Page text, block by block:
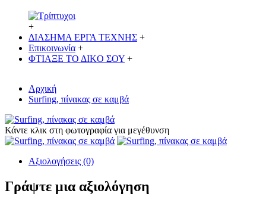
+
ΔΙΑΣΗΜΑ ΕΡΓΑ ΤΕΧΝΗΣ +
Επικοινωνία +
ΦΤΙΑΞΕ ΤΟ ΔΙΚO ΣΟΥ +
Αρχική
Surfing, πίνακας σε καμβά
Κάντε κλικ στη φωτογραφία για μεγέθυνση
Αξιολογήσεις (0)
Γράψτε μια αξιολόγηση